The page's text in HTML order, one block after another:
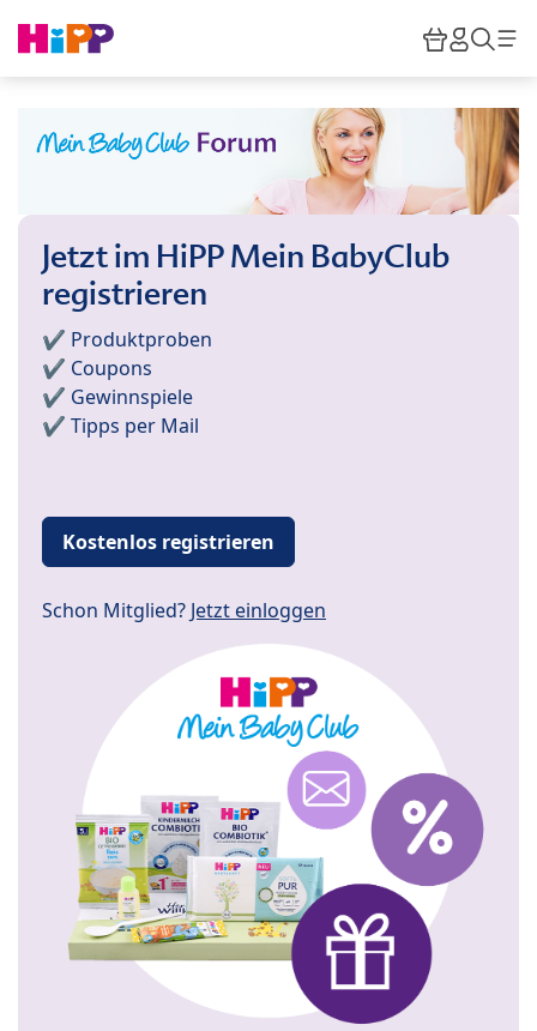
HiPP
Jetzt im HiPP Mein BabyClub
registrieren
✔️ Produktproben
✔️ Coupons
✔️ Gewinnspiele
✔️ Tipps per Mail
Kostenlos registrieren
Schon Mitglied? Jetzt einloggen